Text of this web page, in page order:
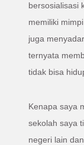
bersosialisasi
memiliki
juga
ternyata
tidak bisa
Kenapa saya
sekolah saya
negeri lain